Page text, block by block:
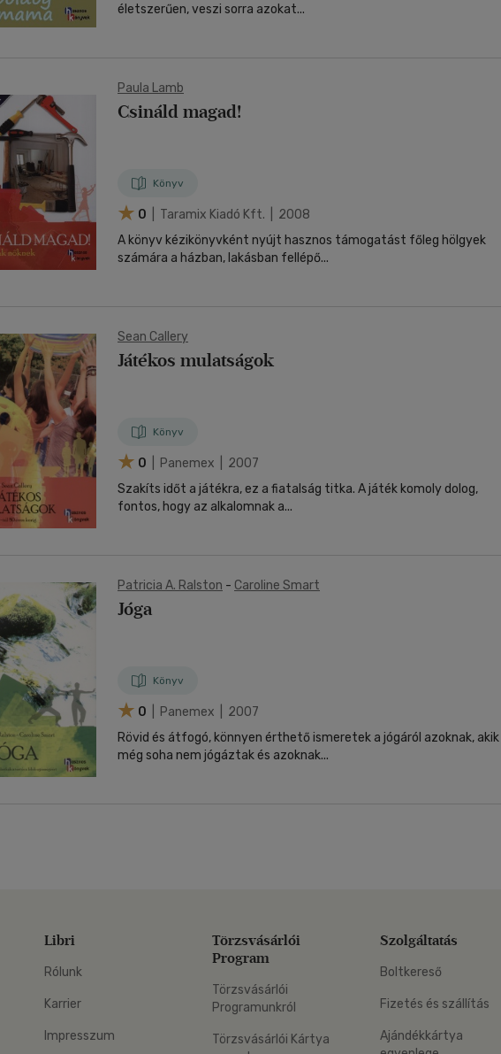
életszerűen, veszi sorra azokat...
Paula Lamb
Csináld magad!
Könyv
0
| Taramix Kiadó Kft. | 2008
A könyv kézikönyvként nyújt hasznos támogatást főleg hölgyek
számára a házban, lakásban fellépő...
Sean Callery
Játékos mulatságok
Könyv
0
| Panemex | 2007
Szakíts időt a játékra, ez a fiatalság titka. A játék komoly dolog,
fontos, hogy az alkalomnak a...
Patricia A. Ralston - Caroline Smart
Jóga
Könyv
0
| Panemex | 2007
Rövid és átfogó, könnyen érthető ismeretek a jógáról azoknak, akik
még soha nem jógáztak és azoknak...
Libri
Rólunk
Karrier
Impresszum
Törzsvásárlói
Program
Törzsvásárlói
Programunkról
Törzsvásárlói Kártya
Szolgáltatás
Boltkereső
Fizetés és szállítás
Ajándékkártya